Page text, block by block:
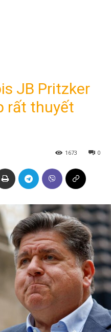
JB Pritzker
rất thuyết
0
1673